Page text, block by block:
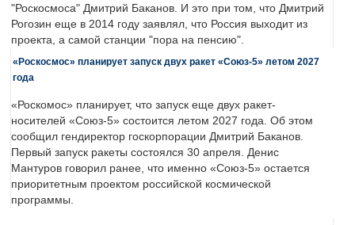
"Роскосмоса" Дмитрий Баканов. И это при том, что Дмитрий
Рогозин еще в 2014 году заявлял, что Россия выходит из
проекта, а самой станции "пора на пенсию".
«Роскосмос» планирует запуск двух ракет «Союз-5» летом 2027
года
«Роскомос» планирует, что запуск еще двух ракет-
носителей «Союз-5» состоится летом 2027 года. Об этом
сообщил гендиректор госкорпорации Дмитрий Баканов.
Первый запуск ракеты состоялся 30 апреля. Денис
Мантуров говорил ранее, что именно «Союз-5» остается
приоритетным проектом российской космической
программы.